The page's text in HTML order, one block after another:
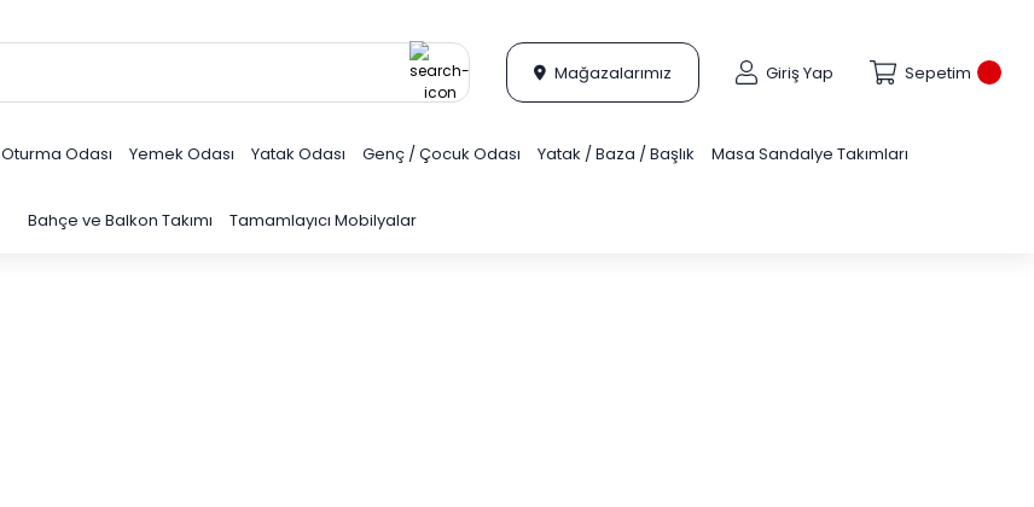
Mağazalarımız Giriş Yap Sepetim
Oturma Odası Yemek Odası Yatak Odası Genç / Çocuk Odası Yatak / Baza / Başlık Masa Sandalye Takımları
Bahçe ve Balkon Takımı Tamamlayıcı Mobilyalar